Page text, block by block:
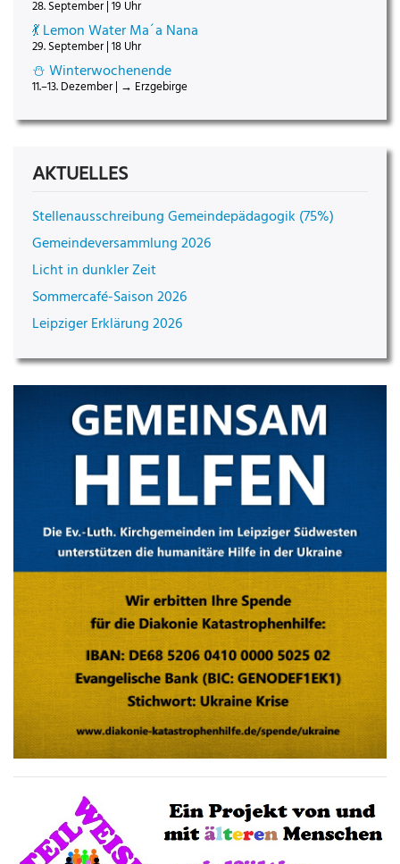
28. September | 19 Uhr
💃 Lemon Water Ma´a Nana
29. September | 18 Uhr
⛄ Winterwochenende
11.–13. Dezember | → Erzgebirge
AKTUELLES
Stellenausschreibung Gemeindepädagogik (75%)
Gemeindeversammlung 2026
Licht in dunkler Zeit
Sommercafé-Saison 2026
Leipziger Erklärung 2026